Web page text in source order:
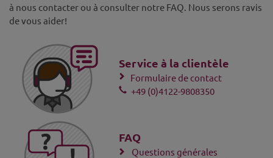
à nous contacter ou à consulter notre FAQ. Nous serons ravis
de vous aider!
Service à la clientèle
Formulaire de contact
+49 (0)4122-9808350
FAQ
Questions générales